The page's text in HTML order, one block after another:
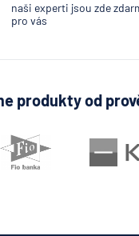
naši experti jsou zde
pro vás
produkty od